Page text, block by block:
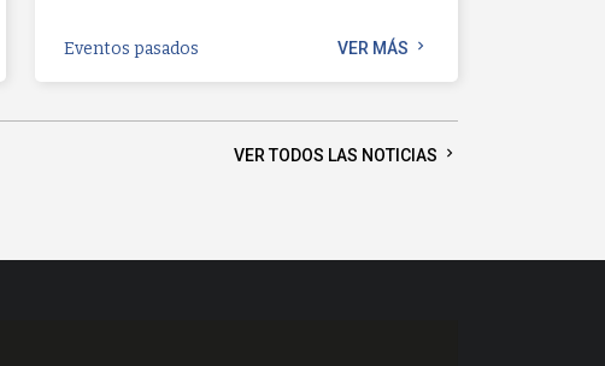
Eventos pasados VER MÁS chevron_right
VER TODOS LAS NOTICIAS chevron_right